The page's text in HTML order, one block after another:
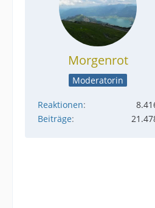
Morgenrot
Moderatorin
Reaktionen
Beiträge